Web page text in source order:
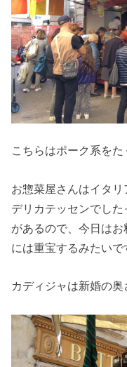
こちらはポーク系をた
お惣菜屋さんはイタ
デリカテッセンでし
があるので、今日は
には重宝するみたいで
カディジャは新婚の奥